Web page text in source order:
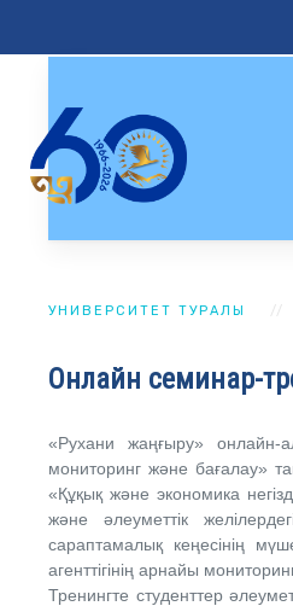
УНИВЕРСИТЕТ ТУРАЛЫ
Онлайн семинар-
«Рухани жаңғыру» онлайн-
мониторинг және бағалау»
«Құқық және экономика
және әлеуметтік
сараптамалық кеңесінің
агенттігінің арнайы
Тренингте студенттер